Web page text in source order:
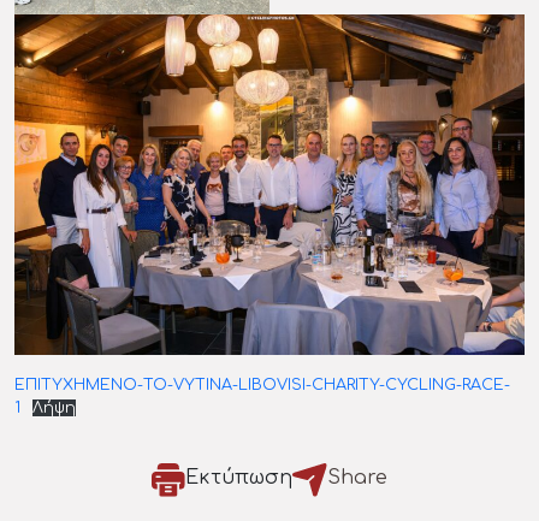
ΕΠΙΤΥΧΗΜΕΝΟ-ΤΟ-VYTINA-LIBOVISI-CHARITY-CYCLING-RACE-
1
Λήψη
Εκτύπωση Share